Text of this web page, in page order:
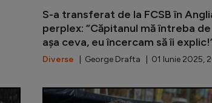
S-a transferat de la FCSB în
perplex: ”Căpitanul mă întreba
așa ceva, eu încercam să îi
Diverse | George Drafta | 01 Iunie 2025,